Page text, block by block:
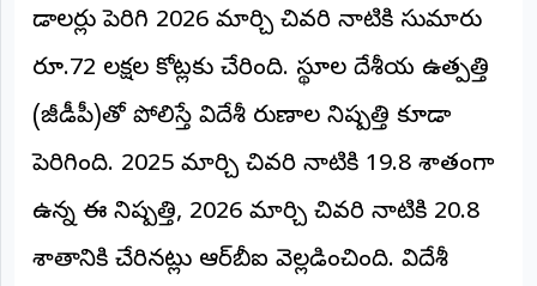
ఆర్టీఐ
రిపోర్టర్స్
(REPORTERS
DESK)
మా
రిపోర్టర్లు
డాలర్లు పెరిగి 2026 మార్చి చివరి నాటికి సుమారు
రూ.72 లక్షల కోట్లకు చేరింది. స్థూల దేశీయ ఉత్పత్తి
(జీడీపీ)తో పోలిస్తే విదేశీ రుణాల నిష్పత్తి కూడా
పెరిగింది. 2025 మార్చి చివరి నాటికి 19.8 శాతంగా
ఉన్న ఈ నిష్పత్తి, 2026 మార్చి చివరి నాటికి 20.8
శాతానికి చేరినట్లు ఆర్‌బీఐ వెల్లడించింది. విదేశీ